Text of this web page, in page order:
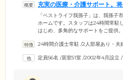
充実の医療・介護サポート。
お守りします
「ベストライフ我孫子」は、我孫子
ホームです。スタッフは24時間常駐
はじめ、多角的なサポートをご提供
た方まで、幅広い身体状況の方々に
けており、車いすの方も快適な住環
24時間介護士常駐 /2人部屋あり・夫
定員56名 /居室51室 /2002年4月設立 /